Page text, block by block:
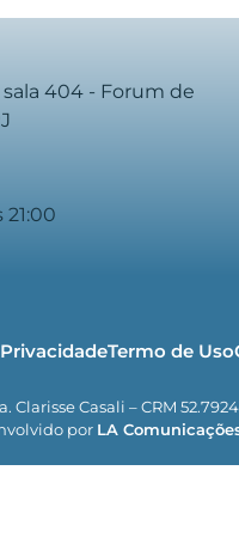
sala 404 - Forum de
Termo de Uso
Clarisse Casali – CRM
por LA